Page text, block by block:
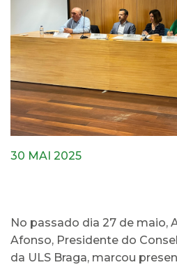
30 MAI 2025
No passado dia 27 de maio,
Afonso, Presidente do
da ULS Braga, marcou